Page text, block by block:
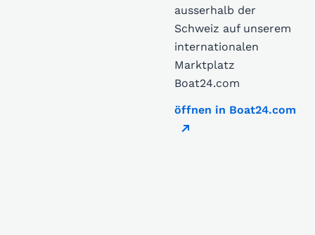
ausserhalb der
Schweiz auf unserem
internationalen
Marktplatz
Boat24.com
öffnen in Boat24.com